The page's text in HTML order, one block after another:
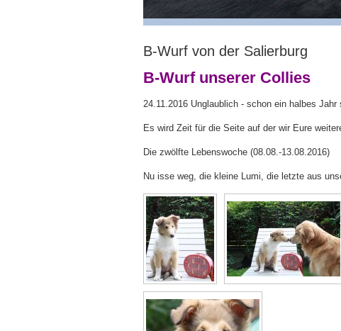
B-Wurf von der Salierburg
B-Wurf unserer Collies
24.11.2016 Unglaublich - schon ein halbes
Es wird Zeit für die Seite auf der wir Eure
Die zwölfte Lebenswoche (08.08.-13.08.2016)
Nu isse weg, die kleine Lumi, die letzte aus